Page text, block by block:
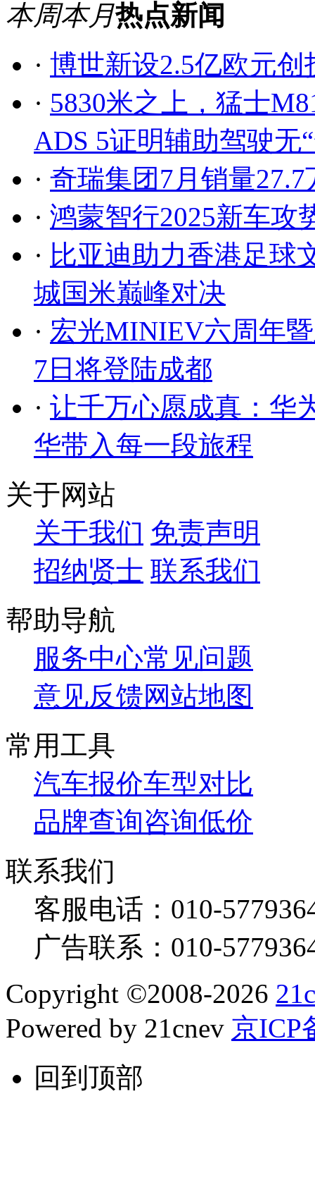
本周本月热点新闻
· 博世新设2.5亿欧元
· 5830米之上，猛士
ADS 5证明辅助驾驶无
· 奇瑞集团7月销量
· 鸿蒙智行2025新车攻
· 比亚迪助力香港足球
城国米巅峰对决
· 宏光MINIEV六周年
7日将登陆成都
· 让千万心愿成真：华
华带入每一段旅程
关于网站
关于我们 免责声明
招纳贤士 联系我们
帮助导航
服务中心常见问题
意见反馈网站地图
常用工具
汽车报价车型对比
品牌查询咨询低价
联系我们
客服电话： 010-
广告联系： 010-
Copyright ©2008-2026
Powered by 21cnev 京ICP
回到顶部